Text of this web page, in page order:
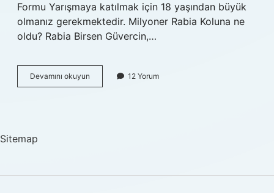
Formu Yarışmaya katılmak için 18 yaşından büyük
olmanız gerekmektedir. Milyoner Rabia Koluna ne
oldu? Rabia Birsen Güvercin,…
Devamını okuyun
Milyoner
12 Yorum
Sitemap